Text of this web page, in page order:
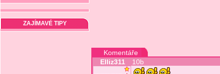
ZAJÍMAVÉ TIPY
Komentáře
Elliz311
10b